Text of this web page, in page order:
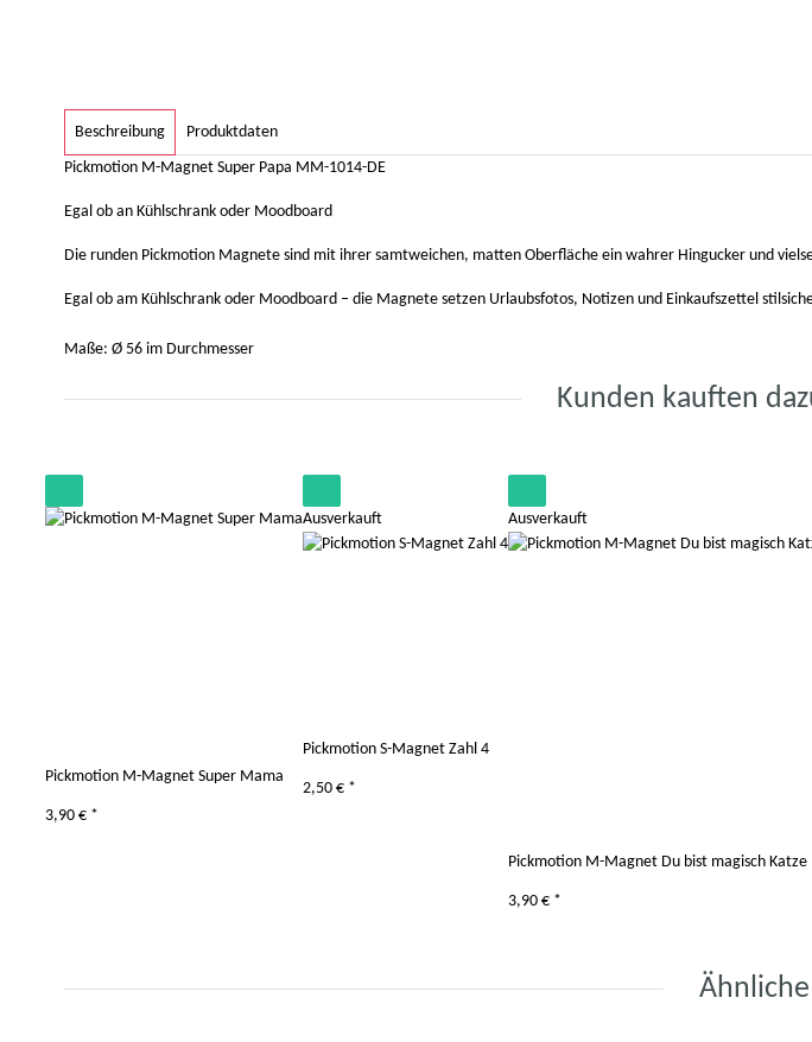
weitere Registerkarten anzeigen
Beschreibung
Produktdaten
Pickmotion M-Magnet Super Papa MM-1014-DE
Egal ob an Kühlschrank oder Moodboard
Die runden Pickmotion Magnete sind mit ihrer samtweichen, matten Oberfläche ein wahrer Hingucker und
Egal ob am Kühlschrank oder Moodboard – die Magnete setzen Urlaubsfotos, Notizen und Einkaufszettel
Maße: Ø 56 im Durchmesser
Kunden kauften
Pickmotion M-Magnet Super Mama
3,90 € *
Ausverkauft
Pickmotion S-Magnet Zahl 4
2,50 € *
Ausverkauft
Pickmotion M-Magnet Du bist magisch Katze
3,90 € *